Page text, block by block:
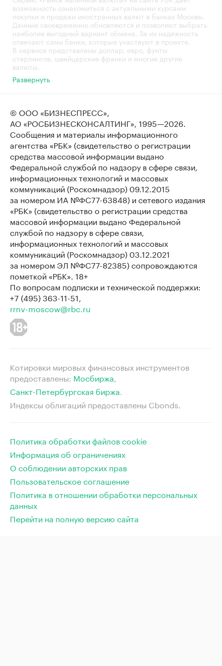
возможность ознакомиться с актуальными курсами
покупки и продажи иностранных валют в банках Москвы.
Данные своевременно обновляются и позволяют выбрать
наиболее выгодный вариант обмена. За их надежность
отвечают сами банки, которые участвуют в проекте.
В сервисе представлены доллар, евро, фунты
стерлингов, швейцарские франки и многие другие
валюты.
Развернуть
© ООО «БИЗНЕСПРЕСС»,
АО «РОСБИЗНЕСКОНСАЛТИНГ», 1995—2026.
Сообщения и материалы информационного
агентства «РБК» (свидетельство о регистрации
средства массовой информации выдано
Федеральной службой по надзору в сфере связи,
информационных технологий и массовых
коммуникаций (Роскомнадзор) 09.12.2015
за номером ИА №ФС77-63848) и сетевого издания
«РБК» (свидетельство о регистрации средства
массовой информации выдано Федеральной
службой по надзору в сфере связи,
информационных технологий и массовых
коммуникаций (Роскомнадзор) 03.12.2021
за номером ЭЛ №ФС77-82385) сопровождаются
пометкой «РБК». 18+
По вопросам подписки и технической поддержки:
+7 (495) 363-11-51,
rrnv-moscow@rbc.ru
Котировки мировых финансовых инструментов
предоставлены: Мосбиржа⁠,
Санкт-Петербургская биржа⁠.
Индексы облигаций предоставлены Cbonds.
Политика обработки файлов cookie
Информация об ограничениях
О соблюдении авторских прав
Пользовательское соглашение
Политика в отношении обработки персональных
данных
Перейти на полную версию сайта